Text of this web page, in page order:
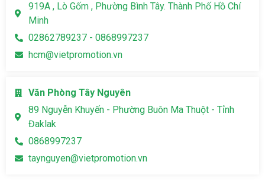
919A , Lò Gốm , Phường Bình Tây. Thành Phố Hồ Chí
Minh
02862789237 - 0868997237
hcm@vietpromotion.vn
Văn Phòng Tây Nguyên
89 Nguyễn Khuyến - Phường Buôn Ma Thuột - Tỉnh
Đaklak
0868997237
taynguyen@vietpromotion.vn